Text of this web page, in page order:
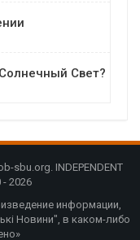
Свет?
sbu.org. INDEPENDENT
- 2026
информации,
Новини", в каком-либо